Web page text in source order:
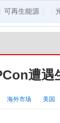
可再生能源
遭遇
海外市场 美国